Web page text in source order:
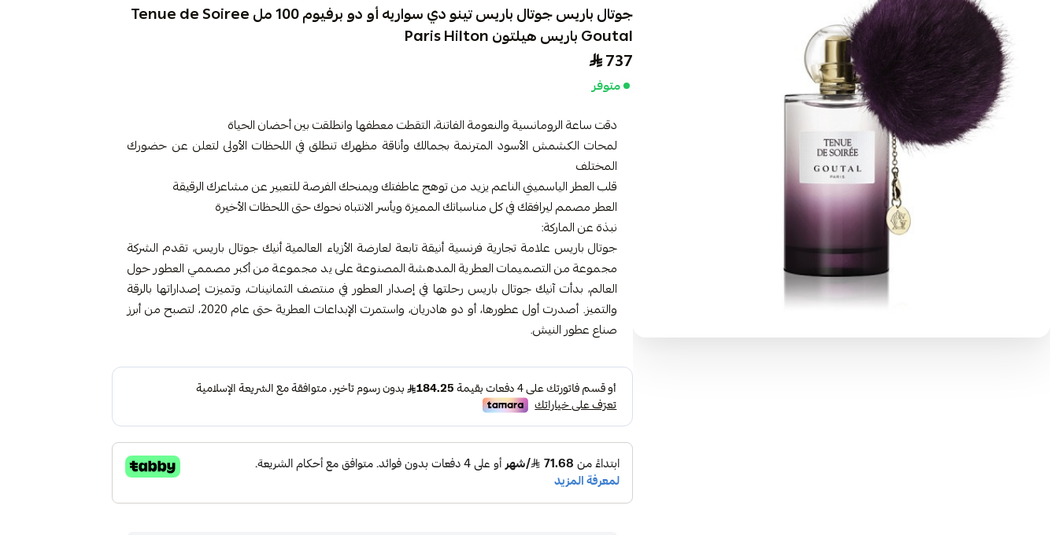
جوتال باريس جوتال باريس تينو دي سواريه أو دو برفيوم 100 مل Tenue de Soiree
Goutal باريس هيلتون Paris Hilton
737
متوفر
دقت ساعة الرومانسية والنعومة الفاتنة، التقطت معطفها وانطلقت بين أحضان الحياة
لمحات الكشمش الأسود المترنمة بجمالك وأناقة مظهرك تنطلق في اللحظات الأولى لتعلن عن حضورك
المختلف
قلب العطر الياسميني الناعم يزيد من توهج عاطفتك ويمنحك الفرصة للتعبير عن مشاعرك الرقيقة
العطر مصمم ليرافقك في كل مناسباتك المميزة ويأسر الانتباه نحوك حتى اللحظات الأخيرة
نبذة عن الماركة:
جوتال باريس علامة تجارية فرنسية أنيقة تابعة لعارضة الأزياء العالمية أنيك جوتال باريس، تقدم الشركة
مجموعة من التصميمات العطرية المدهشة المصنوعة على يد مجموعة من أكبر مصممي العطور حول
العالم، بدأت آنيك جوتال باريس رحلتها في إصدار العطور في منتصف الثمانينات، وتميزت إصداراتها بالرقة
والتميز. أصدرت أول عطورها، أو دو هادريان، واستمرت الإبداعات العطرية حتى عام 2020، لتصبح من أبرز
صناع عطور النيش.